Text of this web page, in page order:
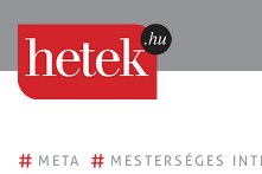
# META # MESTERSÉGES